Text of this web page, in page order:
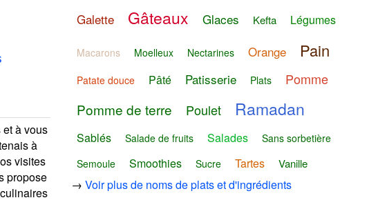
à vous
à
visites
propose
Galette Gâteaux Glaces Kefta Légumes
Macarons Moelleux Nectarines Orange Pain
Patate douce Pâté Patisserie Plats Pomme
Pomme de terre Poulet Ramadan
Sablés Salade de fruits Salades
Sans sorbetière
Semoule
Smoothies Sucre Tartes Vanille
→Voir plus de noms de plats et d'ingrédients